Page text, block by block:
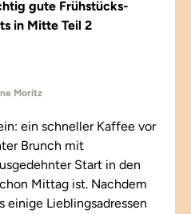
gute Frühstücks-
in Mitte Teil 2
Moritz
ein schneller Kaffee vor
Brunch mit
Start in den
Mittag ist. Nachdem
einige Lieblingsadressen